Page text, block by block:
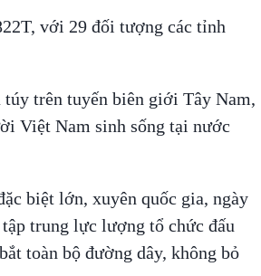
với 29 đối tượng các tỉnh
trên tuyến biên giới Tây Nam,
Việt Nam sinh sống tại nước
biệt lớn, xuyên quốc gia, ngày
trung lực lượng tổ chức đấu
toàn bộ đường dây, không bỏ